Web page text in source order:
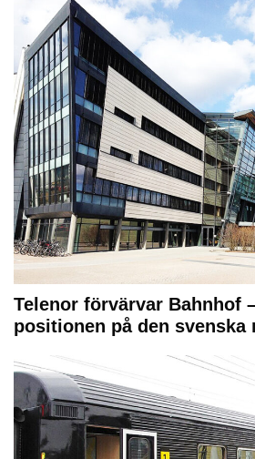
Telenor förvärvar Bahnhof
positionen på den svenska